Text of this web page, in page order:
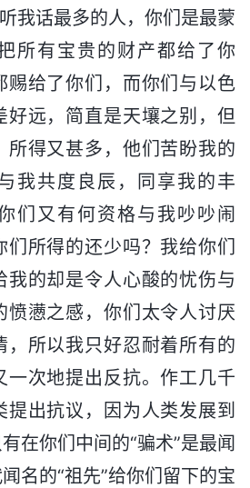
我话最多的人，你们是最蒙
所有宝贵的财产都给了你
赐给了你们，而你们与以色
好远，简直是天壤之别，但
所得又甚多，他们苦盼我的
我共度良辰，同享我的丰
们又有何资格与我吵吵闹
们所得的还少吗？我给你们
我的却是令人心酸的忧伤与
愤懑之感，你们太令人讨厌
，所以我只好忍耐着所有的
一次地提出反抗。作工几千
提出抗议，因为人类发展到
在你们中间的“骗术”是最闻
名的“祖先”给你们留下的宝